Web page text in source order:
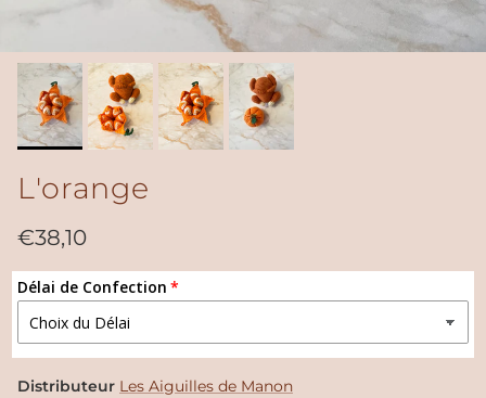
L'orange
Prix habituel
€38,10
Délai de Confection
Distributeur Les Aiguilles de Manon